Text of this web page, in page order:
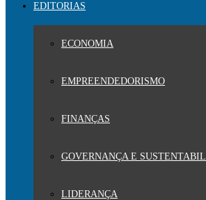
EDITORIAS
ECONOMIA
EMPREENDEDORISMO
FINANÇAS
GOVERNANÇA E
LIDERANÇA